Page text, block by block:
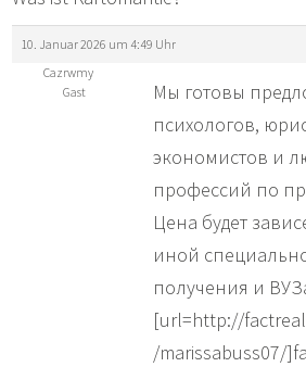
10. Januar 2026 um 4:49 Uhr
Cazrwmy
Gast
Мы готовы
психологов,
экономистов и
профессий по
Цена будет
иной
получения и
[url=http://
/marissabuss07/